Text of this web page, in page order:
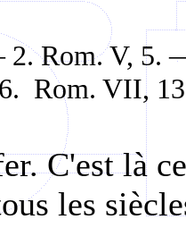
2.Rom.V, 5.
6. Rom. VII,
C'est là
les